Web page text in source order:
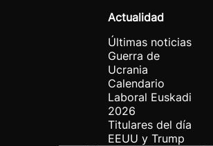
Actualidad
Últimas noticias
Guerra de
Ucrania
Calendario
Laboral Euskadi
2026
Titulares del día
EEUU y Trump